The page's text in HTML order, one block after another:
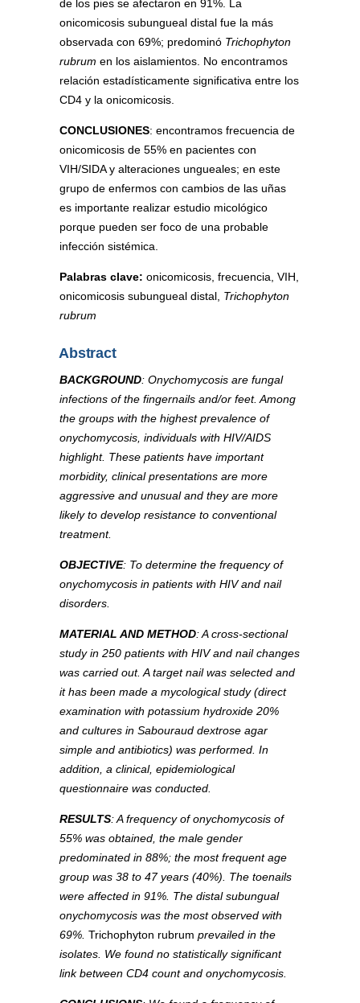
de los pies se afectaron en 91%. La
onicomicosis subungueal distal fue la más
observada con 69%; predominó Trichophyton
rubrum en los aislamientos. No encontramos
relación estadísticamente significativa entre los
CD4 y la onicomicosis.
CONCLUSIONES: encontramos frecuencia de
onicomicosis de 55% en pacientes con
VIH/SIDA y alteraciones ungueales; en este
grupo de enfermos con cambios de las uñas
es importante realizar estudio micológico
porque pueden ser foco de una probable
infección sistémica.
Palabras clave: onicomicosis, frecuencia, VIH,
onicomicosis subungueal distal, Trichophyton
rubrum
Abstract
BACKGROUND: Onychomycosis are fungal
infections of the fingernails and/or feet. Among
the groups with the highest prevalence of
onychomycosis, individuals with HIV/AIDS
highlight. These patients have important
morbidity, clinical presentations are more
aggressive and unusual and they are more
likely to develop resistance to conventional
treatment.
OBJECTIVE: To determine the frequency of
onychomycosis in patients with HIV and nail
disorders.
MATERIAL AND METHOD: A cross-sectional
study in 250 patients with HIV and nail changes
was carried out. A target nail was selected and
it has been made a mycological study (direct
examination with potassium hydroxide 20%
and cultures in Sabouraud dextrose agar
simple and antibiotics) was performed. In
addition, a clinical, epidemiological
questionnaire was conducted.
RESULTS: A frequency of onychomycosis of
55% was obtained, the male gender
predominated in 88%; the most frequent age
group was 38 to 47 years (40%). The toenails
were affected in 91%. The distal subungual
onychomycosis was the most observed with
69%. Trichophyton rubrum prevailed in the
isolates. We found no statistically significant
link between CD4 count and onychomycosis.